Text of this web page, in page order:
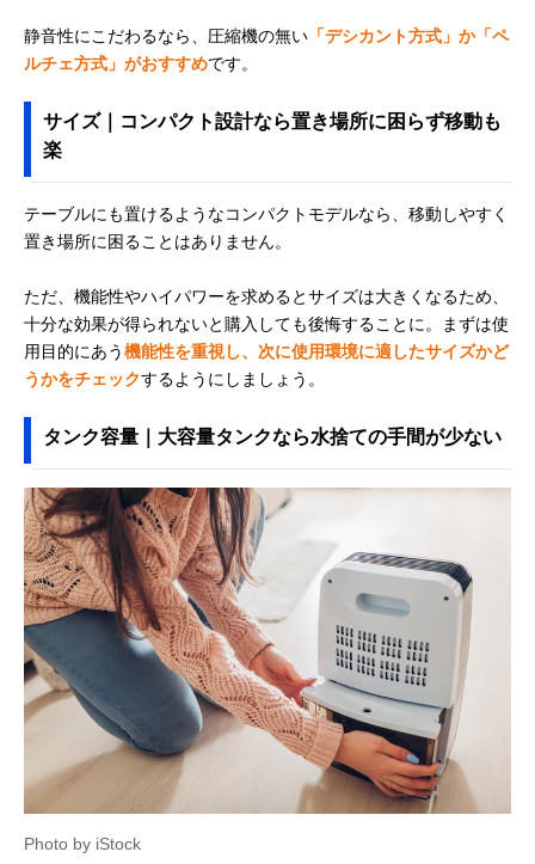
静音性にこだわるなら、圧縮機の無い 「デシカント方式」か「ペ
ルチェ方式」がおすすめです。
サイズ｜コンパクト設計なら置き場所に困らず移動も
楽
テーブルにも置けるようなコンパクトモデルなら、移動しやすく
置き場所に困ることはありません。
ただ、機能性やハイパワーを求めるとサイズは大きくなるため、
十分な効果が得られないと購入しても後悔することに。まずは使
用目的にあう機能性を重視し、次に使用環境に適したサイズかど
うかをチェックするようにしましょう。
タンク容量｜大容量タンクなら水捨ての手間が少ない
Photo by iStock